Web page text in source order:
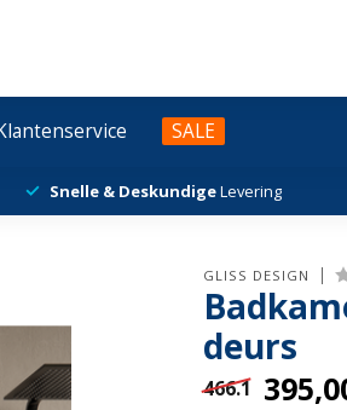
SALE
Snelle & DeskundigeLevering
GLISS DESIGN
deurs
466.1